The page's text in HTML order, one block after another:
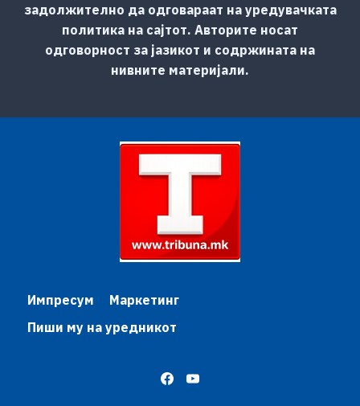
задолжително да одговараат на уредувачката
политика на сајтот. Авторите носат
одговорност за јазикот и содржината на
нивните материјали.
Импресум
Маркетинг
Пиши му на уредникот